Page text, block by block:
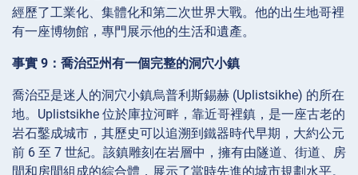
經歷了工業化、集體化和第二次世界大戰。他的出生地哥裡
有一座博物館，專門展示他的生活和遺產。
事實 9：喬治亞州有一個完整的洞穴小鎮
喬治亞是迷人的洞穴小鎮烏普利斯錫赫 (Uplistsikhe) 的所在
地。Uplistsikhe 位於庫拉河畔，靠近哥裡鎮，是一座古老的
岩石鑿成城市，其歷史可以追溯到鐵器時代早期，大約公元
前 6 至 7 世紀。該鎮雕刻在岩層中，擁有由隧道、街道、房
間和房間組成的綜合體，展示了當時先進的城市規劃水平。